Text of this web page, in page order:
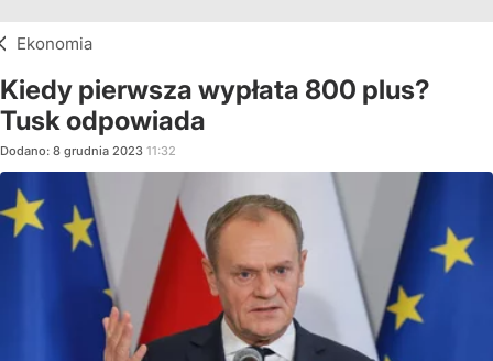
Ekonomia
Kiedy pierwsza wypłata 800 plus?
Tusk odpowiada
Dodano: 8 grudnia 2023 11:32